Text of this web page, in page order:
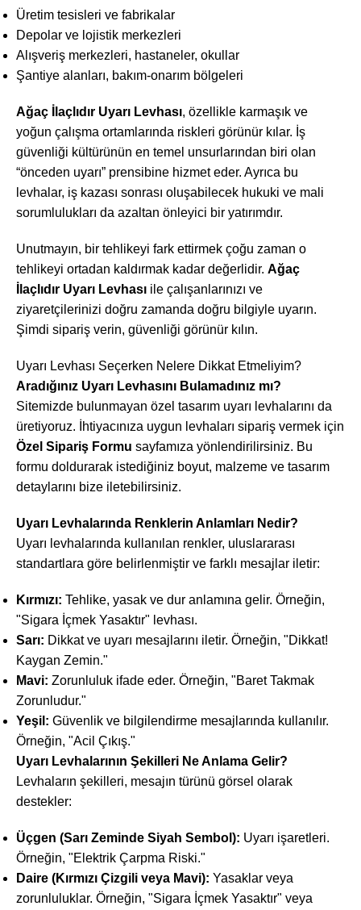
Üretim tesisleri ve fabrikalar
Depolar ve lojistik merkezleri
Alışveriş merkezleri, hastaneler, okullar
Şantiye alanları, bakım-onarım bölgeleri
Ağaç İlaçlıdır Uyarı Levhası, özellikle karmaşık ve
yoğun çalışma ortamlarında riskleri görünür kılar. İş
güvenliği kültürünün en temel unsurlarından biri olan
“önceden uyarı” prensibine hizmet eder. Ayrıca bu
levhalar, iş kazası sonrası oluşabilecek hukuki ve mali
sorumlulukları da azaltan önleyici bir yatırımdır.
Unutmayın, bir tehlikeyi fark ettirmek çoğu zaman o
tehlikeyi ortadan kaldırmak kadar değerlidir. Ağaç
İlaçlıdır Uyarı Levhası ile çalışanlarınızı ve
ziyaretçilerinizi doğru zamanda doğru bilgiyle uyarın.
Şimdi sipariş verin, güvenliği görünür kılın.
Uyarı Levhası Seçerken Nelere Dikkat Etmeliyim?
Aradığınız Uyarı Levhasını Bulamadınız mı?
Sitemizde bulunmayan özel tasarım uyarı levhalarını da
üretiyoruz. İhtiyacınıza uygun levhaları sipariş vermek için
Özel Sipariş Formu sayfamıza yönlendirilirsiniz. Bu
formu doldurarak istediğiniz boyut, malzeme ve tasarım
detaylarını bize iletebilirsiniz.
Uyarı Levhalarında Renklerin Anlamları Nedir?
Uyarı levhalarında kullanılan renkler, uluslararası
standartlara göre belirlenmiştir ve farklı mesajlar iletir:
Kırmızı: Tehlike, yasak ve dur anlamına gelir. Örneğin,
"Sigara İçmek Yasaktır" levhası.
Sarı: Dikkat ve uyarı mesajlarını iletir. Örneğin, "Dikkat!
Kaygan Zemin."
Mavi: Zorunluluk ifade eder. Örneğin, "Baret Takmak
Zorunludur."
Yeşil: Güvenlik ve bilgilendirme mesajlarında kullanılır.
Örneğin, "Acil Çıkış."
Uyarı Levhalarının Şekilleri Ne Anlama Gelir?
Levhaların şekilleri, mesajın türünü görsel olarak
destekler:
Üçgen (Sarı Zeminde Siyah Sembol): Uyarı işaretleri.
Örneğin, "Elektrik Çarpma Riski."
Daire (Kırmızı Çizgili veya Mavi): Yasaklar veya
zorunluluklar. Örneğin, "Sigara İçmek Yasaktır" veya